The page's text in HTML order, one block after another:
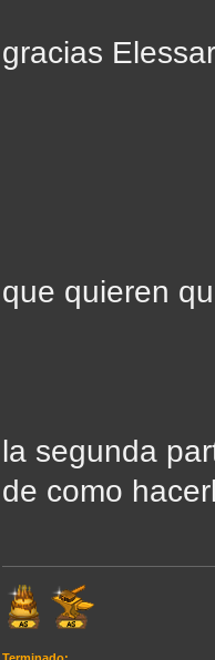
gracias
que quieren
la segunda
de como